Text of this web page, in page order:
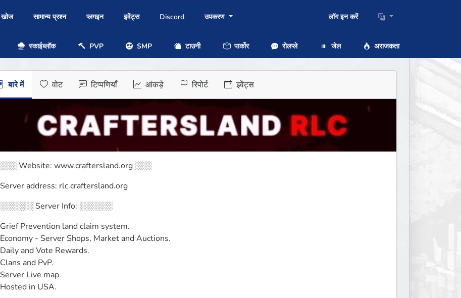
खोज सामान्य प्रश्न प्लगइन इवेंट्स Discord उपकरण लॉग इन करें
स्काईब्लॉक PVP SMP टाउनी पार्कोर रोलप्ले जेल अराजकता
बारे में वोट टिप्पणियाँ आंकड़े रिपोर्ट इवेंट्स
░░░ Website: www.craftersland.org ░░░
Server address: rlc.craftersland.org
░░░░░░ Server Info: ░░░░░░
Grief Prevention land claim system.
Economy - Server Shops, Market and Auctions.
Daily and Vote Rewards.
Clans and PvP.
Server Live map.
Hosted in USA.